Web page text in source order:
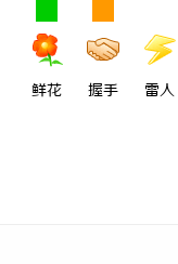
鲜花 握手 雷人
洗胃术虚拟仿真触摸没